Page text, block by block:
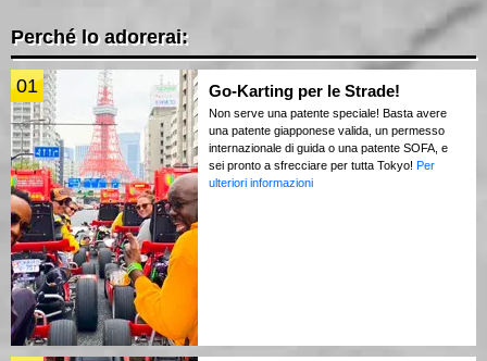
Perché lo adorerai:
01 Go-Karting per le Strade!
Non serve una patente speciale! Basta avere
una patente giapponese valida, un permesso
internazionale di guida o una patente SOFA, e
sei pronto a sfrecciare per tutta Tokyo! Per
ulteriori informazioni